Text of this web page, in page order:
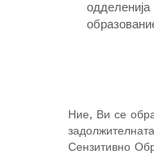
Ние, Ви се
Сензитивно